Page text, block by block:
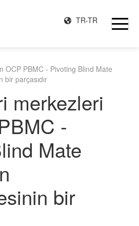
TR-TR
OCP PBMC - Pivoting Blind Mate
parçasıdır
merkezleri
-
Mate
bir